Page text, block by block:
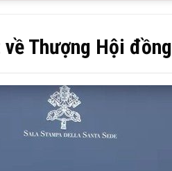
Thượng Hội